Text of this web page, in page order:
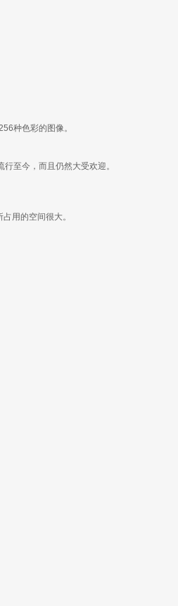
种色彩的图像。
至今，而且仍然大受欢迎。
用的空间很大。